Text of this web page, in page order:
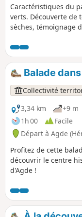
Caractéristiques du
verts. Découverte de
sèches, témoignage
depuis 2018. En fin
d’interprétation.
Balade
Collectivité
3,34 km
+9 m
1h 00
Facile
Départ à Agde
Profitez de cette
découvrir le centre
d'Agde !